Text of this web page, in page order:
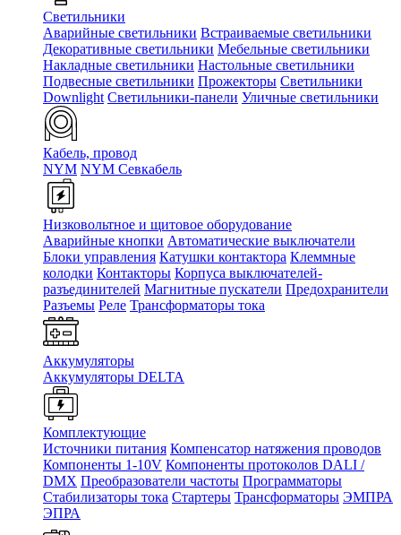
Светильники
Аварийные светильники Встраиваемые светильники
Декоративные светильники Мебельные светильники
Накладные светильники Настольные светильники
Подвесные светильники Прожекторы Светильники
Downlight Светильники-панели Уличные светильники
Кабель, провод
NYM NYM Севкабель
Низковольтное и щитовое оборудование
Аварийные кнопки Автоматические выключатели
Блоки управления Катушки контактора Клеммные
колодки Контакторы Корпуса выключателей-
разъединителей Магнитные пускатели Предохранители
Разъемы Реле Трансформаторы тока
Аккумуляторы
Аккумуляторы DELTA
Комплектующие
Источники питания Компенсатор натяжения проводов
Компоненты 1-10V Компоненты протоколов DALI /
DMX Преобразователи частоты Программаторы
Стабилизаторы тока Стартеры Трансформаторы ЭМПРА
ЭПРА